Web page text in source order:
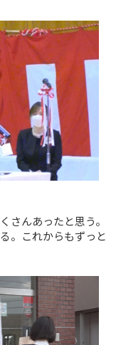
さんあったと思う。
。これからもずっと